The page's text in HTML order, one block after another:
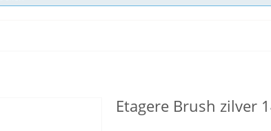
Etagere Brush zilver